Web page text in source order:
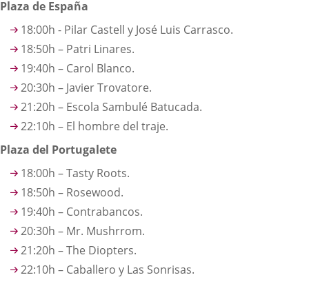
Plaza de España
18:00h - Pilar Castell y José Luis Carrasco.
18:50h – Patri Linares.
19:40h – Carol Blanco.
20:30h – Javier Trovatore.
21:20h – Escola Sambulé Batucada.
22:10h – El hombre del traje.
Plaza del Portugalete
18:00h – Tasty Roots.
18:50h – Rosewood.
19:40h – Contrabancos.
20:30h – Mr. Mushrrom.
21:20h – The Diopters.
22:10h – Caballero y Las Sonrisas.